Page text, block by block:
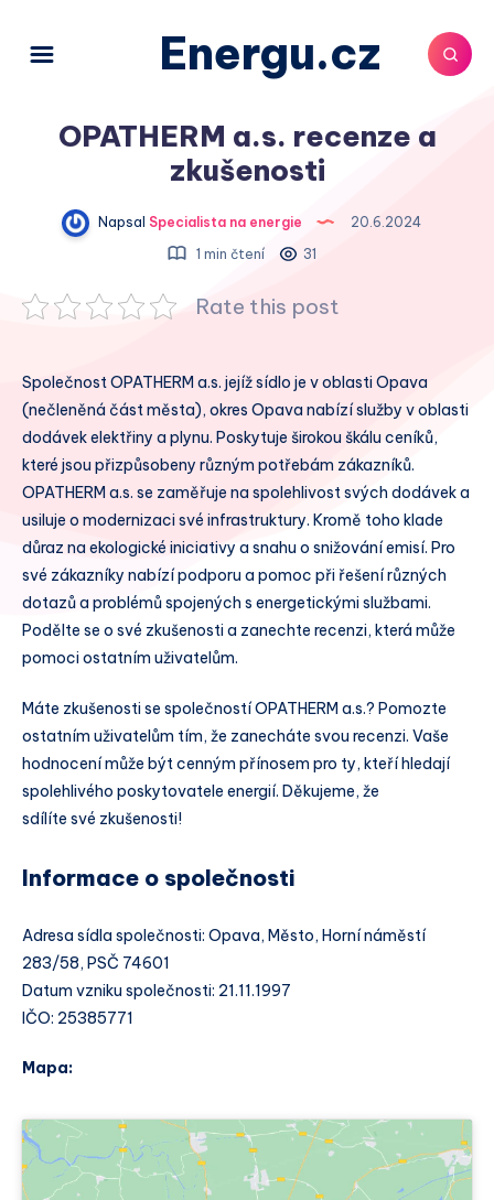
Energu.cz
OPATHERM a.s. recenze a
zkušenosti
Napsal Specialista na energie
20.6.2024
1 min čtení
31
Rate this post
Společnost OPATHERM a.s. jejíž sídlo je v oblasti Opava
(nečleněná část města), okres Opava nabízí služby v oblasti
dodávek elektřiny a plynu. Poskytuje širokou škálu ceníků,
které jsou přizpůsobeny různým potřebám zákazníků.
OPATHERM a.s. se zaměřuje na spolehlivost svých dodávek a
usiluje o modernizaci své infrastruktury. Kromě toho klade
důraz na ekologické iniciativy a snahu o snižování emisí. Pro
své zákazníky nabízí podporu a pomoc při řešení různých
dotazů a problémů spojených s energetickými službami.
Podělte se o své zkušenosti a zanechte recenzi, která může
pomoci ostatním uživatelům.
Máte zkušenosti se společností OPATHERM a.s.? Pomozte
ostatním uživatelům tím, že zanecháte svou recenzi. Vaše
hodnocení může být cenným přínosem pro ty, kteří hledají
spolehlivého poskytovatele energií. Děkujeme, že
sdílíte své zkušenosti!
Informace o společnosti
Adresa sídla společnosti: Opava, Město, Horní náměstí
283/58, PSČ 74601
Datum vzniku společnosti: 21.11.1997
IČO: 25385771
Mapa: